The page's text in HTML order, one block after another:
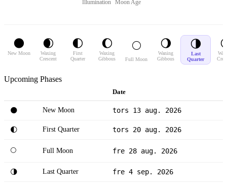
Illumination Moon Age
🌑
New Moon
🌒
Waxing
Crescent
🌓
First
Quarter
🌔
Waxing
Gibbous
🌕
Full Moon
🌖
Waning
Gibbous
🌗
Last
Quarter
Upcoming Phases
Date
🌑 New Moon tors 13 aug. 2026
🌓 First Quarter tors 20 aug. 2026
🌕 Full Moon fre 28 aug. 2026
🌗 Last Quarter fre 4 sep. 2026